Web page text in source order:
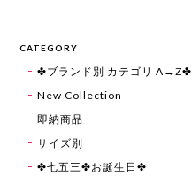
CATEGORY
✤ブランド別 カテゴリ A→Z✤
New Collection
即納商品
サイズ別
✤七五三✤お誕生日✤